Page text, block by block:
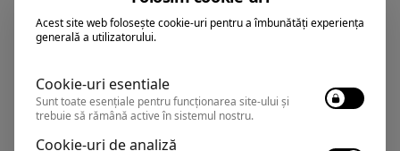
Sorteaza dupa:
Exclusiv Paradis
Stele 1-5
Acest site web folosește cookie-uri pentru a îmbunătăți experiența
generală a utilizatorului.
Cookie-uri esentiale
Sunt toate esențiale pentru funcționarea site-ului și
trebuie să rămână active în sistemul nostru.
Cookie-uri de analiză